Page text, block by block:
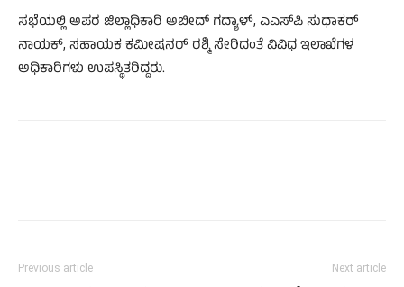
ಸಭೆಯಲ್ಲಿ ಅಪರ ಜಿಲ್ಲಾಧಿಕಾರಿ ಅಬೀದ್ ಗದ್ಯಾಳ್, ಎಎಸ್‌ಪಿ ಸುಧಾಕರ್
ನಾಯಕ್, ಸಹಾಯಕ ಕಮೀಷನರ್ ರಶ್ಮಿ ಸೇರಿದಂತೆ ವಿವಿಧ ಇಲಾಖೆಗಳ
ಅಧಿಕಾರಿಗಳು ಉಪಸ್ಥಿತರಿದ್ದರು.
Previous article Next article